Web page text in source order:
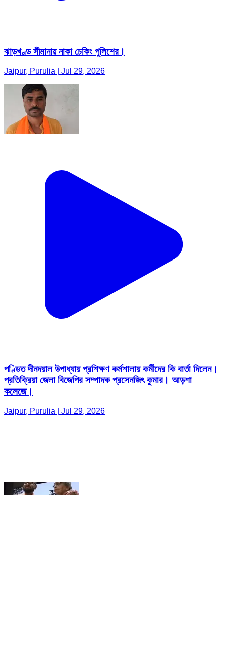
পণ্ডিত দীনদয়াল উপাধ্যায় প্রশিক্ষণ কর্মশালায় কর্মীদের কি বার্তা দিলেন।
প্রতিক্রিয়া জেলা বিজেপির সম্পাদক প্রসেনজিৎ কুমার। আড়শা